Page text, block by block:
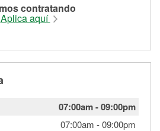
contratando
Aplica aquí
07:00am-09:00pm
07:00am -09:00pm